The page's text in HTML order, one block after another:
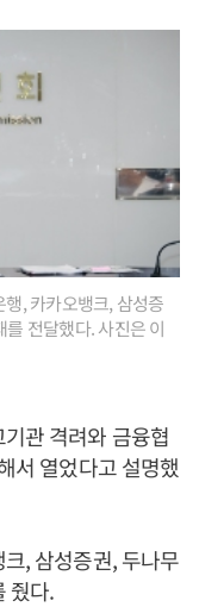
, 카카오뱅크, 삼성증
전달했다. 사진은 이
관 격려와 금융협
서 열었다고 설명했
, 삼성증권, 두나무
줬다.